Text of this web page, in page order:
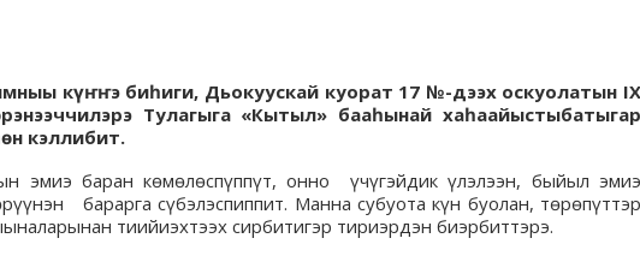
күҥҥэ биһиги, Дьокуускай куорат 17 №-дээх оскуолатын IX
Тулагыга «Кытыл» бааһынай хаһаайыстыбатыгар
кэллибит.
эмиэ баран көмөлөспүппүт, онно үчүгэйдик үлэлээн, быйыл эмиэ
барарга сүбэлэспиппит. Манна субуота күн буолан, төрөпүттэр
тиийиэхтээх сирбитигэр тириэрдэн биэрбиттэрэ.